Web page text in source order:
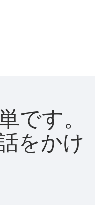
です。
をかけ